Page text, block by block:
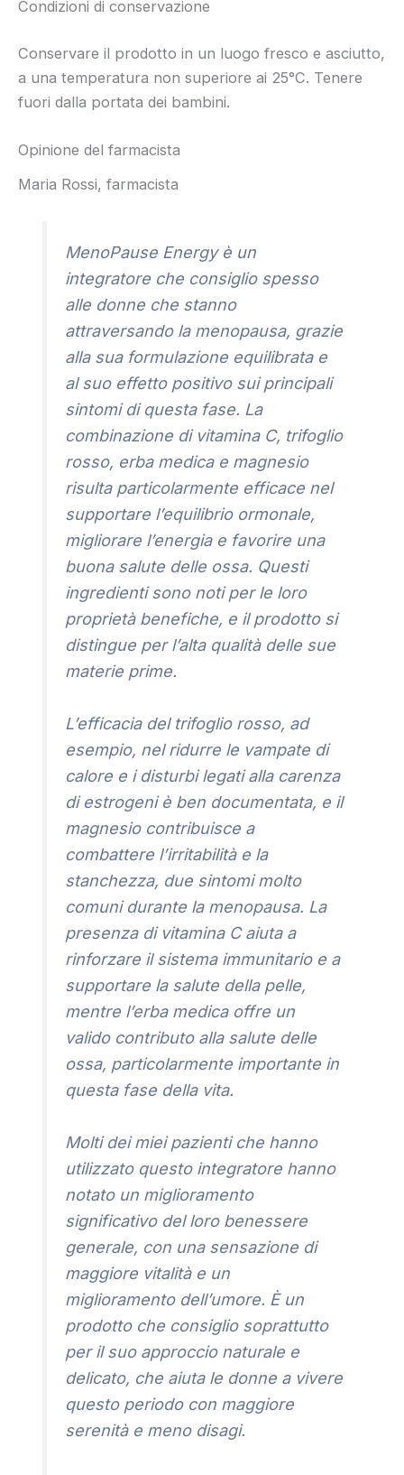
Condizioni di conservazione
Conservare il prodotto in un luogo fresco e asciutto,
a una temperatura non superiore ai 25°C. Tenere
fuori dalla portata dei bambini.
Opinione del farmacista
Maria Rossi, farmacista
MenoPause Energy è un
integratore che consiglio spesso
alle donne che stanno
attraversando la menopausa, grazie
alla sua formulazione equilibrata e
al suo effetto positivo sui principali
sintomi di questa fase. La
combinazione di vitamina C, trifoglio
rosso, erba medica e magnesio
risulta particolarmente efficace nel
supportare l’equilibrio ormonale,
migliorare l’energia e favorire una
buona salute delle ossa. Questi
ingredienti sono noti per le loro
proprietà benefiche, e il prodotto si
distingue per l’alta qualità delle sue
materie prime.
L’efficacia del trifoglio rosso, ad
esempio, nel ridurre le vampate di
calore e i disturbi legati alla carenza
di estrogeni è ben documentata, e il
magnesio contribuisce a
combattere l’irritabilità e la
stanchezza, due sintomi molto
comuni durante la menopausa. La
presenza di vitamina C aiuta a
rinforzare il sistema immunitario e a
supportare la salute della pelle,
mentre l’erba medica offre un
valido contributo alla salute delle
ossa, particolarmente importante in
questa fase della vita.
Molti dei miei pazienti che hanno
utilizzato questo integratore hanno
notato un miglioramento
significativo del loro benessere
generale, con una sensazione di
maggiore vitalità e un
miglioramento dell’umore. È un
prodotto che consiglio soprattutto
per il suo approccio naturale e
delicato, che aiuta le donne a vivere
questo periodo con maggiore
serenità e meno disagi.